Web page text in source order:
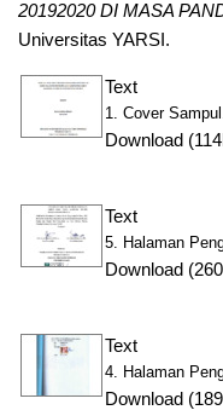
20192020 DI MASA
Universitas YARSI.
Text
1. Cover
Download
Text
5. Halaman
Download
Text
4. Halaman
Download